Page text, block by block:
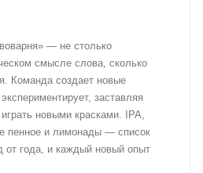
— не столько
смысле слова, сколько
Команда создает новые
заставляя
новыми красками. IPA,
пенное и лимонады — список
от года, и каждый новый опыт